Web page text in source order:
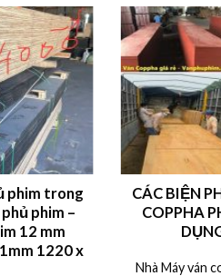
phim trong
phim –
12 mm
1220 x
CÁC BIỆN
COPPHA
Nhà Máy ván